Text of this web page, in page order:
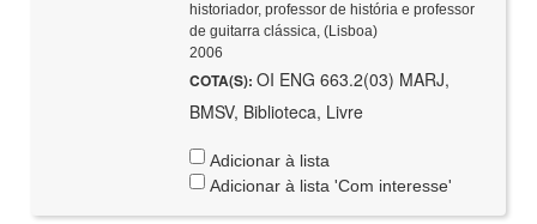
historiador, professor de história e professor
de guitarra clássica, (Lisboa)
2006
COTA(S): OI ENG 663.2(03) MARJ,
BMSV, Biblioteca, Livre
Adicionar à lista
Adicionar à lista 'Com interesse'